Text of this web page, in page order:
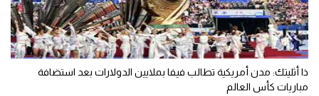
ذا أثليتك: مدن أمريكية تطالب فيفا بملايين الدولارات بعد استضافة
مباريات كأس العالم